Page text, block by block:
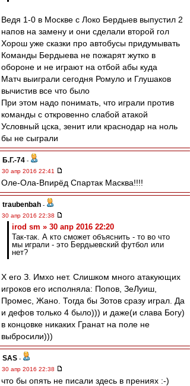
Ведя 1-0 в Москве с Локо Бердыев выпустил 2
напов на замену и они сделали второй гол
Хорош уже сказки про автобусы придумывать
Команды Бердыева не пожарят жутко в
обороне и не играют на отбой абы куда
Матч выиграли сегодня Ромуло и Глушаков
вычистив все что было
При этом надо понимать, что играли против
команды с откровенно слабой атакой
Условный цска, зенит или краснодар на ноль
бы не сыграли
Б.Г.-74 -
30 апр 2016 22:41
Оле-Ола-Впирёд Спартак Масква!!!!
traubenbah -
30 апр 2016 22:38
irod sm » 30 апр 2016 22:20
Так-так. А кто сможет объяснить - то во что
мы играли - это Бердыевский футбол или
нет?
Х его З. Имхо нет. Слишком много атакующих
игроков его исполняла: Попов, ЗеЛуиш,
Промес, Жано. Тогда бы Зотов сразу играл. Да
и дефов только 4 было))) и даже(и слава Богу)
в концовке никаких Гранат на поле не
выбросили)))
SAS -
30 апр 2016 22:38
что бы опять не писали здесь в прениях :-)